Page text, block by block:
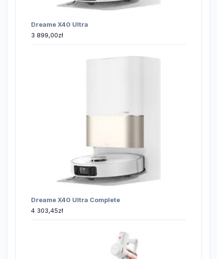
Dreame X40 Ultra
3 899,00zł
Dreame X40 Ultra Complete
4 303,45zł